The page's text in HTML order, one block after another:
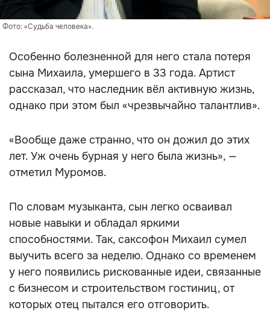
«Судьба человека».
Особенно болезненной для него стала потеря
сына Михаила, умершего в 33 года. Артист
рассказал, что наследник вёл активную жизнь,
однако при этом был «чрезвычайно талантлив».
«Вообще даже странно, что он дожил до этих
лет. Уж очень бурная у него была жизнь», —
отметил Муромов.
По словам музыканта, сын легко осваивал
новые навыки и обладал яркими
способностями. Так, саксофон Михаил сумел
выучить всего за неделю. Однако со временем
у него появились рискованные идеи, связанные
с бизнесом и строительством гостиниц, от
которых отец пытался его отговорить.